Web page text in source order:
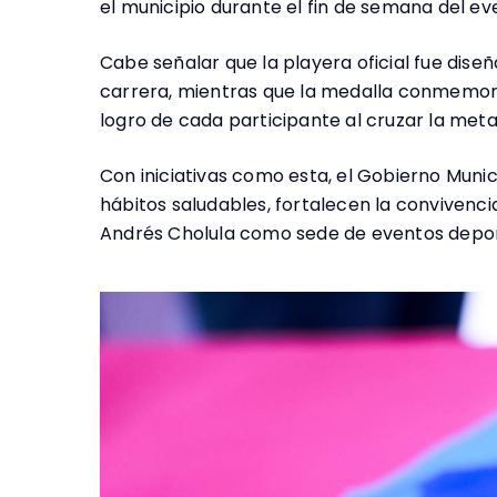
el municipio durante el fin de semana del
Cabe señalar que la playera oficial fue
carrera, mientras que la medalla
logro de cada participante al cruzar la
Con iniciativas como esta, el Gobierno
hábitos saludables, fortalecen la
Andrés Cholula como sede de eventos